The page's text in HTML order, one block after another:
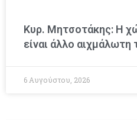
Κυρ. Μητσοτάκης: Η
είναι άλλο
6 Αυγούστου, 2026